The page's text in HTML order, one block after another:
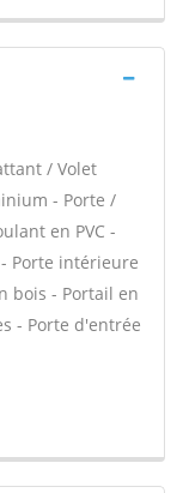
/ Volet
- Porte /
en PVC -
Porte intérieure
bois - Portail en
- Porte d'entrée